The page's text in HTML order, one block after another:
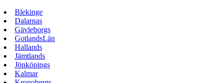
Blekinge
Dalarnas
Gävleborgs
GotlandsLän
Hallands
Jämtlands
Jönköpings
Kalmar